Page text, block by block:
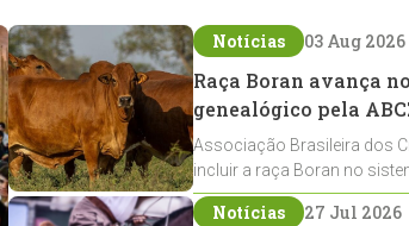
Notícias 03 Aug 2026
Raça Boran avança
genealógico pela
Associação Brasileira dos
incluir a raça Boran no
expansão na pecuária
Notícias 27 Jul 2026